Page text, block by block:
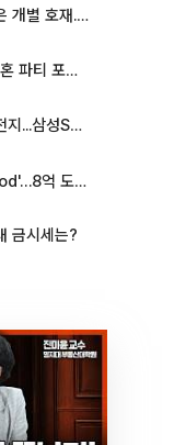
[증시키워드] 반도체 충격 뚫은 개별 호재...포스코퓨처엠·에코프로·한화솔루션 '눈길'
톰 홀랜드♥젠데이아, 비밀 결혼 파티 포착⋯호텔 대관비만 9억
[특징주] 반도체 온기 탄 2차전지...삼성SDI, 장 초반 7% 넘게 껑충
통령실 CI 업체가 수행
금시세는?